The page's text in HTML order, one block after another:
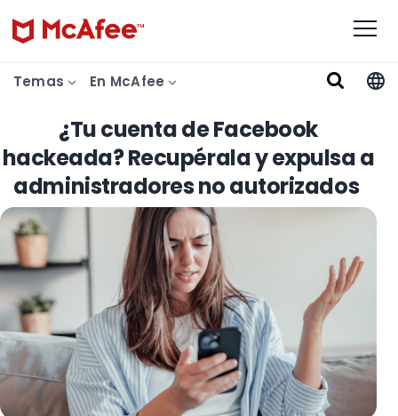
Temas En McAfee
¿Tu cuenta de Facebook
hackeada? Recupérala y expulsa a
administradores no autorizados